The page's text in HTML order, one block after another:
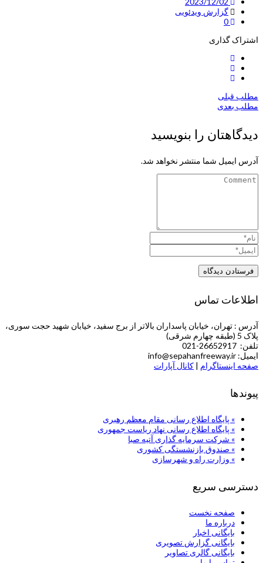
گزارش ویدئویی
اشتراک گذاری
مطلب قبلی
مطلب بعدی
دیدگاهتان را بنویسید
آدرس ایمیل شما منتشر نخواهد شد.
اطلاعات تماس
آدرس : تهران، خیابان پاسداران بالاتر از برج سفید، خیابان شهید حجت سوری،
پلاک 5 (طبقه چهارم شرقی)
تلفن: 26652917-021
ایمیل: info@sepahanfreeway.ir
صفحه اینستاگرام | کانال آپارات
پیوندها
» پایگاه اطلاع رسانی مقام معظم رهبری
» پایگاه اطلاع رسانی نهاد ریاست جمهوری
» شركت سرمایه گذاری آتیه صبا
» صندوق بازنشستگی کشوری
» وزارت راه و شهرسازی
دسترسی سریع
صفحه نخست
درباره ما
بایگانی اخبار
بایگانی گزارش تصویری
بایگانی گالری تصاویر